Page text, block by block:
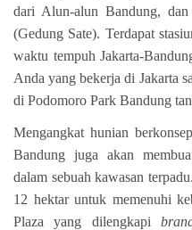
dari Alun-alun Bandung,
(Gedung Sate). Terdapat
waktu tempuh Jakarta-
Anda yang bekerja di Jakarta
di Podomoro Park Bandung
Mengangkat hunian berkonsep
Bandung juga akan
dalam sebuah kawasan
12 hektar untuk memenuhi
Plaza yang dilengkapi